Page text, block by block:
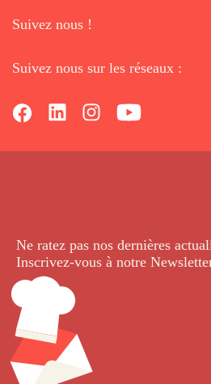
Suivez nous !
Suivez nous sur les réseaux :
Ne ratez pas nos dernières
Inscrivez-vous à notre